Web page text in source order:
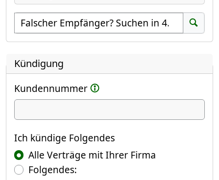
Empfänger suchen
Suchen
Kündigung
Kundennummer
Ich kündige
Ich kündige Folgendes
Alle Verträge mit Ihrer Firma
Folgendes: